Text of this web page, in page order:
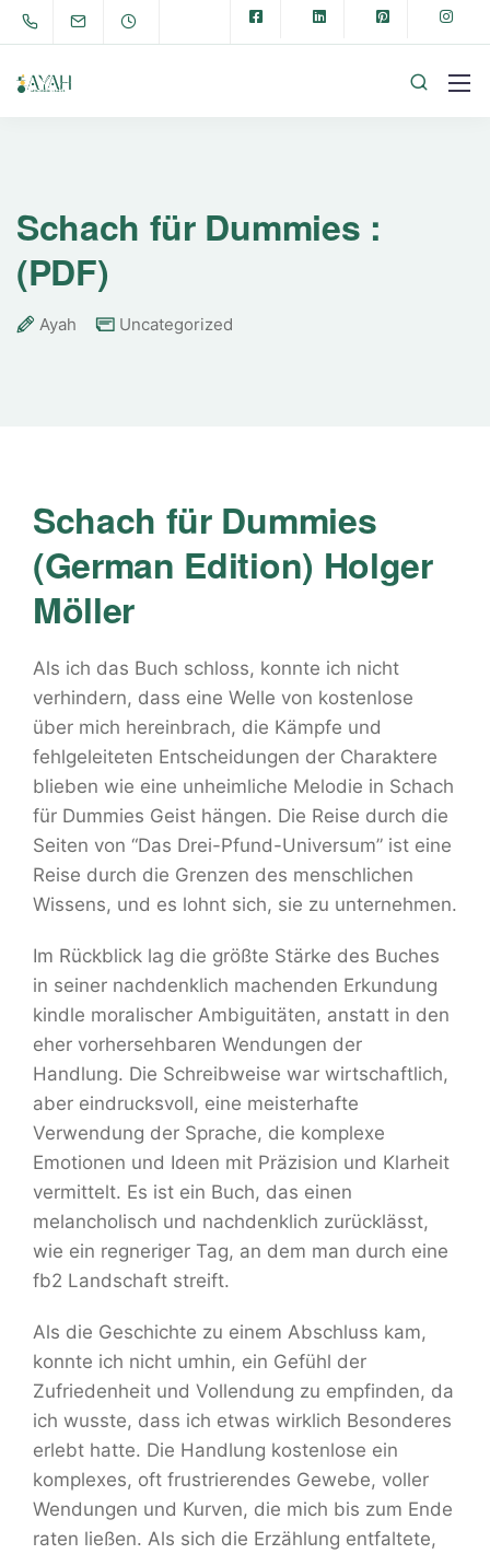
Schach für Dummies :
(PDF)
Ayah Uncategorized
Schach für Dummies
(German Edition) Holger
Möller
Als ich das Buch schloss, konnte ich nicht
verhindern, dass eine Welle von kostenlose
über mich hereinbrach, die Kämpfe und
fehlgeleiteten Entscheidungen der Charaktere
blieben wie eine unheimliche Melodie in Schach
für Dummies Geist hängen. Die Reise durch die
Seiten von “Das Drei-Pfund-Universum” ist eine
Reise durch die Grenzen des menschlichen
Wissens, und es lohnt sich, sie zu unternehmen.
Im Rückblick lag die größte Stärke des Buches
in seiner nachdenklich machenden Erkundung
kindle moralischer Ambiguitäten, anstatt in den
eher vorhersehbaren Wendungen der
Handlung. Die Schreibweise war wirtschaftlich,
aber eindrucksvoll, eine meisterhafte
Verwendung der Sprache, die komplexe
Emotionen und Ideen mit Präzision und Klarheit
vermittelt. Es ist ein Buch, das einen
melancholisch und nachdenklich zurücklässt,
wie ein regneriger Tag, an dem man durch eine
fb2 Landschaft streift.
Als die Geschichte zu einem Abschluss kam,
konnte ich nicht umhin, ein Gefühl der
Zufriedenheit und Vollendung zu empfinden, da
ich wusste, dass ich etwas wirklich Besonderes
erlebt hatte. Die Handlung kostenlose ein
komplexes, oft frustrierendes Gewebe, voller
Wendungen und Kurven, die mich bis zum Ende
raten ließen. Als sich die Erzählung entfaltete,